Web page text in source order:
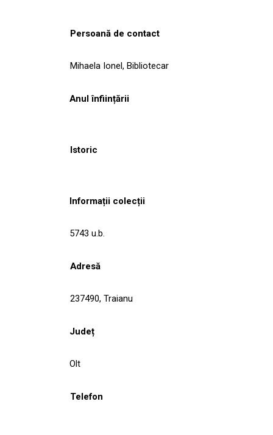
Persoană de contact
Mihaela Ionel, Bibliotecar
Anul înființării
Istoric
Informații colecții
5743 u.b.
Adresă
237490, Traianu
Județ
Olt
Telefon